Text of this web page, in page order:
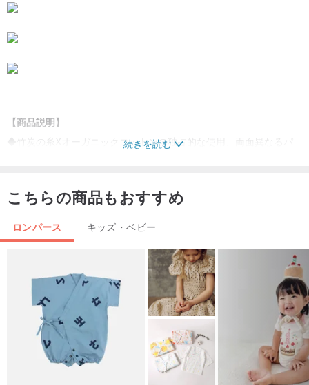
【商品説明】
◆竹炭の糸Xオーガニックコットンの独占的な使用、両面異なるパ
の部分の暖かさを保ちます。
めに折り畳まれています。
◆内側の開口部は結びロープ+外側のスチールバックル用に設計され
ており、いつでも快適なサイズに調節できます。
◎秋冬用に適しています。
[認証機関]
GOTS国際オーガニック認定ファブリック
続きを読む
こちらの商品もおすすめ
ロンパース キッズ・ベビー